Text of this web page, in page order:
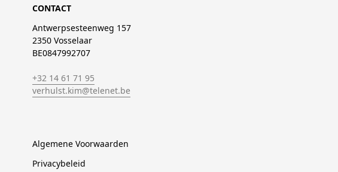
CONTACT
Antwerpsesteenweg 157
2350 Vosselaar
BE0847992707
+32 14 61 71 95
verhulst.kim@telenet.be
Algemene Voorwaarden
Privacybeleid